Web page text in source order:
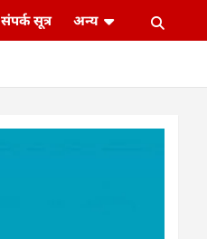
संपर्क सूत्र अन्य